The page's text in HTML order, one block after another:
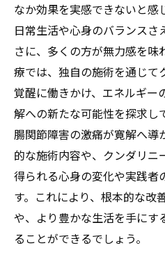
なか効果を実感できないと感
日常生活や心身のバランス
さに、多くの方が無力感を味
療では、独自の施術を通じて
覚醒に働きかけ、エネルギー
解への新たな可能性を探求し
腸関節障害の激痛が寛解へ導
的な施術内容や、クンダリニ
得られる心身の変化や実践者
す。これにより、根本的な改
や、より豊かな生活を手にす
ることができるでしょう。